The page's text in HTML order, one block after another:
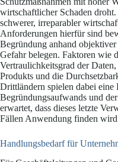
wirtschaftlicher Schaden
schwerer, irreparabler
Anforderungen hierfür sind
Begründung anhand
Gefahr belegen. Faktoren wie
Vertraulichkeitsgrad der
Produkts und die
Drittländern spielen dabei
Begründungsaufwands und
erwartet, dass dieses letzte
Fällen Anwendung finden
Handlungsbedarf für